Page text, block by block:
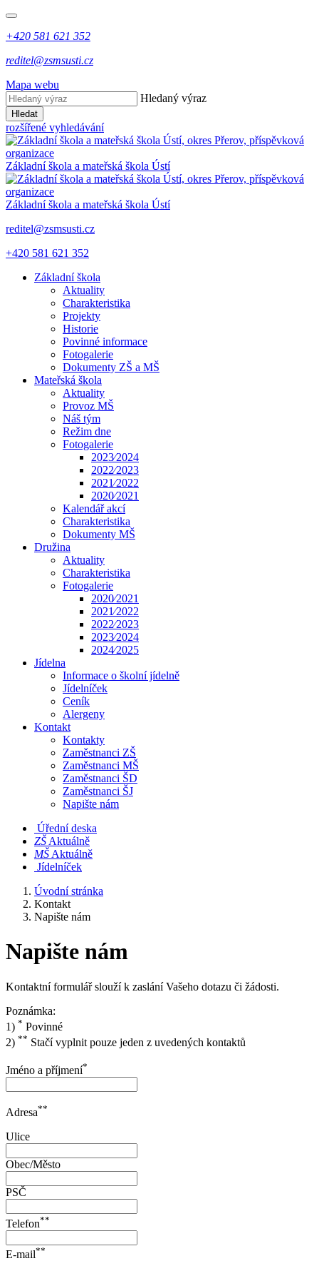
+420 581 621 352
reditel@zsmsusti.cz
Mapa webu
Hledaný výraz
Hledat
rozšířené vyhledávání
Základní škola a mateřská škola Ústí
Základní škola a mateřská škola Ústí
reditel@zsmsusti.cz
+420 581 621 352
Základní škola
Aktuality
Charakteristika
Projekty
Historie
Povinné informace
Fotogalerie
Dokumenty ZŠ a MŠ
Mateřská škola
Aktuality
Provoz MŠ
Náš tým
Režim dne
Fotogalerie
2023⁄2024
2022⁄2023
2021⁄2022
2020⁄2021
Kalendář akcí
Charakteristika
Dokumenty MŠ
Družina
Aktuality
Charakteristika
Fotogalerie
2020⁄2021
2021⁄2022
2022⁄2023
2023⁄2024
2024⁄2025
Jídelna
Informace o školní jídelně
Jídelníček
Ceník
Alergeny
Kontakt
Kontakty
Zaměstnanci ZŠ
Zaměstnanci MŠ
Zaměstnanci ŠD
Zaměstnanci ŠJ
Napište nám
Úřední deska
​​ZŠ Aktuálně
​​MŠ Aktuálně
Jídelníček
Úvodní stránka
Kontakt
Napište nám
Napište nám
Kontaktní formulář slouží k zaslání Vašeho dotazu či žádosti.
Poznámka:
1) * Povinné
2) ** Stačí vyplnit pouze jeden z uvedených kontaktů
Jméno a příjmení*
Adresa**
Ulice
Obec/Město
PSČ
Telefon**
E-mail**